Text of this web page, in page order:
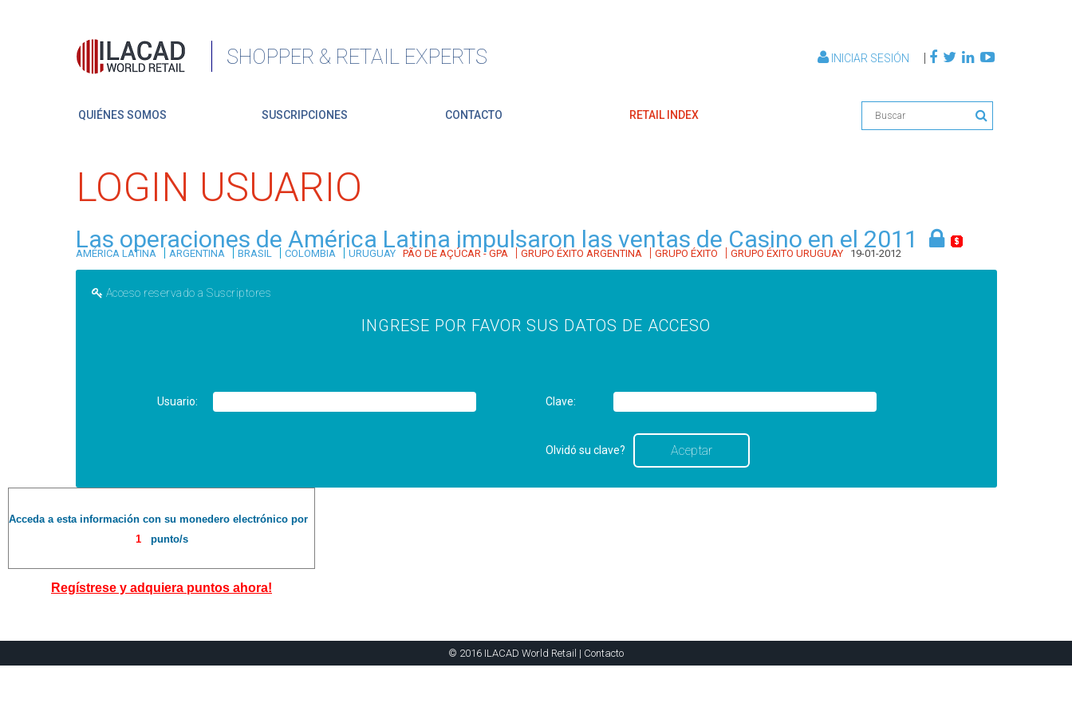
SHOPPER & RETAIL EXPERTS INICIAR SESIÓN |
QUIÉNES SOMOS SUSCRIPCIONES CONTACTO RETAIL INDEX
LOGIN USUARIO
Las operaciones de América Latina impulsaron las ventas de Casino en el 2011
AMÉRICA LATINA | ARGENTINA | BRASIL | COLOMBIA |URUGUAY PÃO DE AÇÚCAR - GPA |GRUPO ÉXITO ARGENTINA |GRUPO ÉXITO | GRUPO ÉXITO URUGUAY 19-01-2012
Acceso reservado a Suscriptores
INGRESE POR FAVOR SUS DATOS DE ACCESO
Usuario: Clave:
Olvidó su clave?
Acceda a esta información con su monedero electrónico por
1
punto/s
Regístrese y adquiera puntos ahora!
© 2016 ILACAD World Retail | Contacto